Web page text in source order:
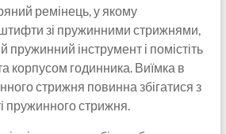
ремінець, у якому
зі пружинними стрижнями,
пружинний інструмент і помістіть
корпусом годинника. Виїмка в
стрижня повинна збігатися з
пружинного стрижня.